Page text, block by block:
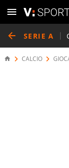
SERIE A
CALCIO